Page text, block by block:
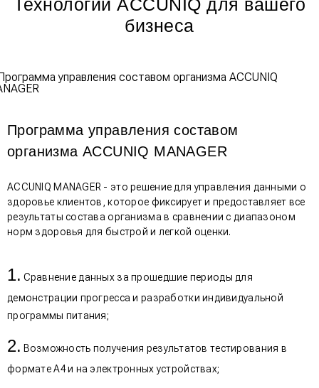
Технологии ACCUNIQ для вашего
бизнеса
Программа управления составом
организма ACCUNIQ MANAGER
ACCUNIQ MANAGER - это решение для управления данными о
здоровье клиентов, которое фиксирует и предоставляет все
результаты состава организма в сравнении с диапазоном
норм здоровья для быстрой и легкой оценки.
Сравнение данных за прошедшие периоды для
демонстрации прогресса и разработки индивидуальной
программы питания;
Возможность получения результатов тестирования в
формате А4 и на электронных устройствах;